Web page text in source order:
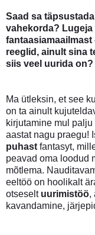
Saad sa
vahekorda? Lugeja
fantaasiamaailmast
reeglid, ainult sina
siis veel uurida on?
Ma ütleksin, et see
on ta ainult
kirjutamine mul
aastat nagu praegu!
puhast fantasyt,
peavad oma loodud
mõtlema.
eeltöö on hoolikalt
otseselt uurimistöö,
kavandamine,